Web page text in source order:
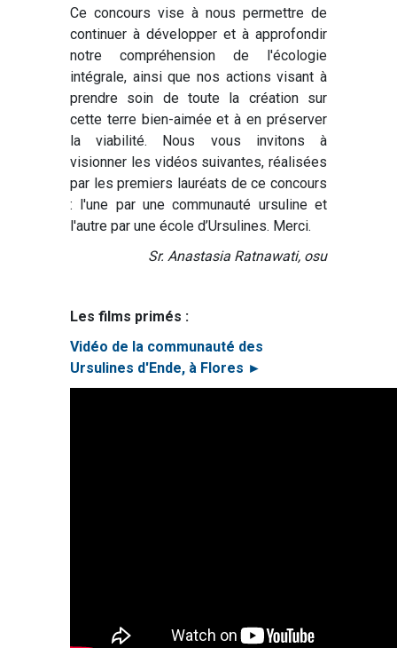
Ce concours vise à nous permettre de
continuer à développer et à approfondir
notre compréhension de l'écologie
intégrale, ainsi que nos actions visant à
prendre soin de toute la création sur
cette terre bien-aimée et à en préserver
la viabilité. Nous vous invitons à
visionner les vidéos suivantes, réalisées
par les premiers lauréats de ce concours
: l'une par une communauté ursuline et
l'autre par une école d’Ursulines. Merci.
Sr. Anastasia Ratnawati, osu
Les films primés :
Vidéo de la communauté des
Ursulines d'Ende, à Flores ►